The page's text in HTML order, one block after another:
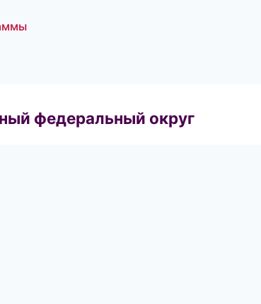
федеральный округ